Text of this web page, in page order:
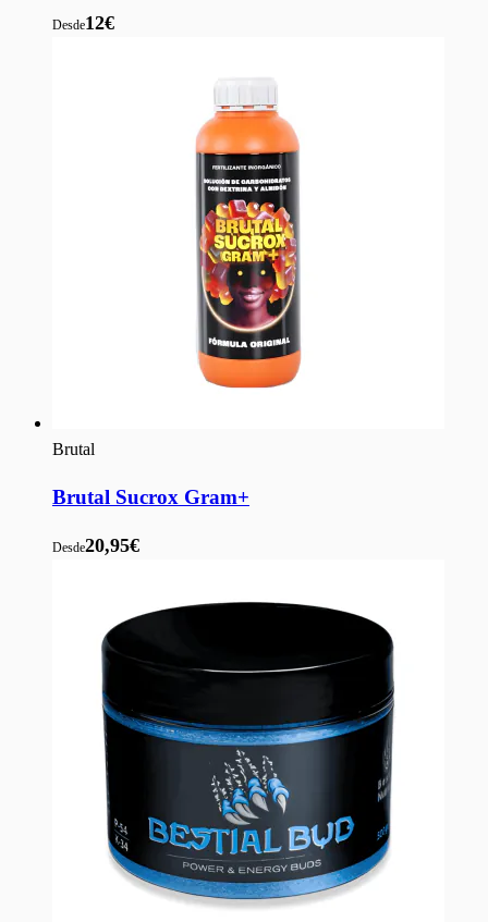
Desde12€
Brutal
Brutal Sucrox Gram+
Desde20,95€